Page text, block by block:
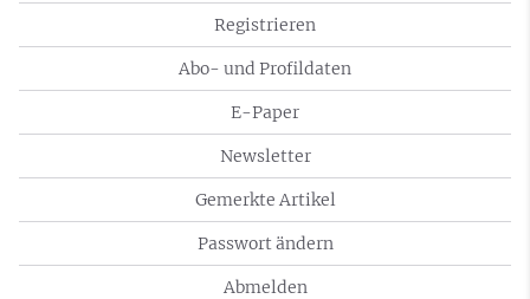
Registrieren
Abo- und Profildaten
E-Paper
Newsletter
Gemerkte Artikel
Passwort ändern
Abmelden